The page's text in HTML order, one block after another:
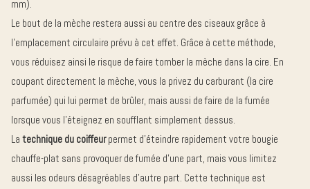
mm).
Le bout de la mèche restera aussi au centre des ciseaux grâce à
l’emplacement circulaire prévu à cet effet. Grâce à cette méthode,
vous réduisez ainsi le risque de faire tomber la mèche dans la cire. En
coupant directement la mèche, vous la privez du carburant (la cire
parfumée) qui lui permet de brûler, mais aussi de faire de la fumée
lorsque vous l’éteignez en soufflant simplement dessus.
La technique du coiffeurpermet d’éteindre rapidement votre bougie
chauffe-plat sans provoquer de fumée d’une part, mais vous limitez
aussi les odeurs désagréables d’autre part. Cette technique est